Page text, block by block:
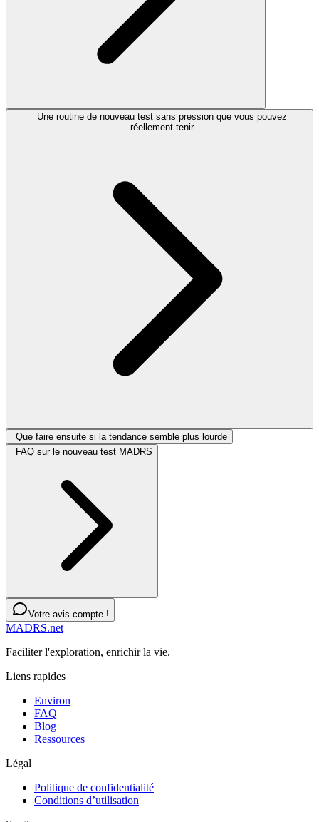
Une routine de nouveau test sans pression que vous pouvez
réellement tenir
Que faire ensuite si la tendance semble plus lourde
FAQ sur le nouveau test MADRS
Votre avis compte !
MADRS.net
Faciliter l'exploration, enrichir la vie.
Liens rapides
Environ
FAQ
Blog
Ressources
Légal
Politique de confidentialité
Conditions d’utilisation